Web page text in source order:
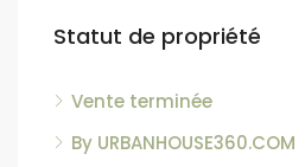
Statut de propriété
Vente terminée
By URBANHOUSE360.COM